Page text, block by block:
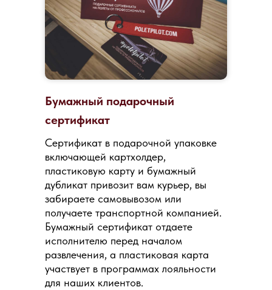
Бумажный подарочный
сертификат
Сертификат в подарочной упаковке
включающей картхолдер,
пластиковую карту и бумажный
дубликат привозит вам курьер, вы
забираете самовывозом или
получаете транспортной компанией.
Бумажный сертификат отдаете
исполнителю перед началом
развлечения, а пластиковая карта
участвует в программах лояльности
для наших клиентов.